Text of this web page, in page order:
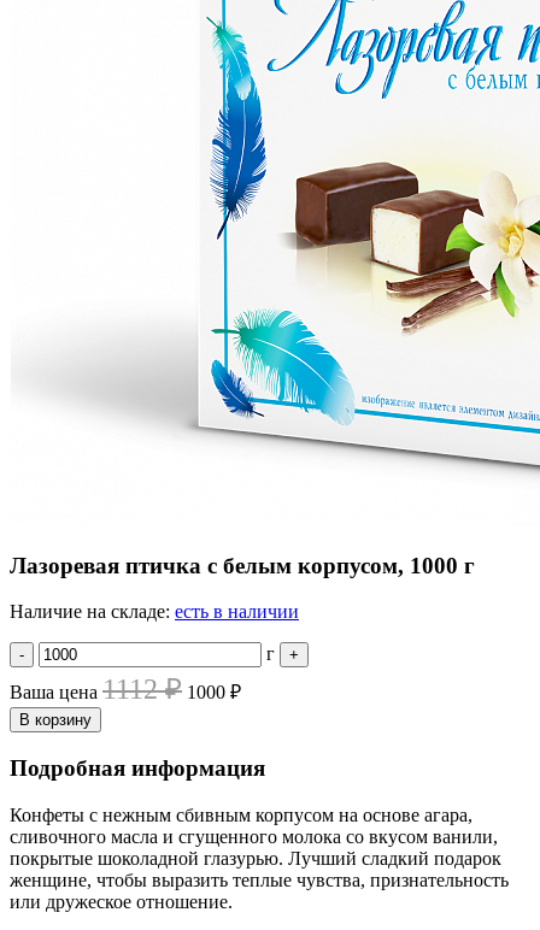
Лазоревая птичка с белым корпусом, 1000 г
Наличие на складе: есть в наличии
- г +
Ваша цена 1112 ₽ 1000 ₽
В корзину
Подробная информация
Конфеты с нежным сбивным корпусом на основе агара,
сливочного масла и сгущенного молока со вкусом ванили,
покрытые шоколадной глазурью. Лучший сладкий подарок
женщине, чтобы выразить теплые чувства, признательность
или дружеское отношение.